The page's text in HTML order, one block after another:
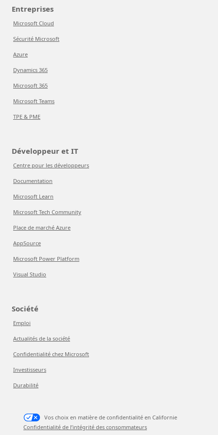
Entreprises
Microsoft Cloud
Sécurité Microsoft
Azure
Dynamics 365
Microsoft 365
Microsoft Teams
TPE & PME
Développeur et IT
Centre pour les développeurs
Documentation
Microsoft Learn
Microsoft Tech Community
Place de marché Azure
AppSource
Microsoft Power Platform
Visual Studio
Société
Emploi
Actualités de la société
Confidentialité chez Microsoft
Investisseurs
Durabilité
Vos choix en matière de confidentialité en Californie
Confidentialité de l’intégrité des consommateurs